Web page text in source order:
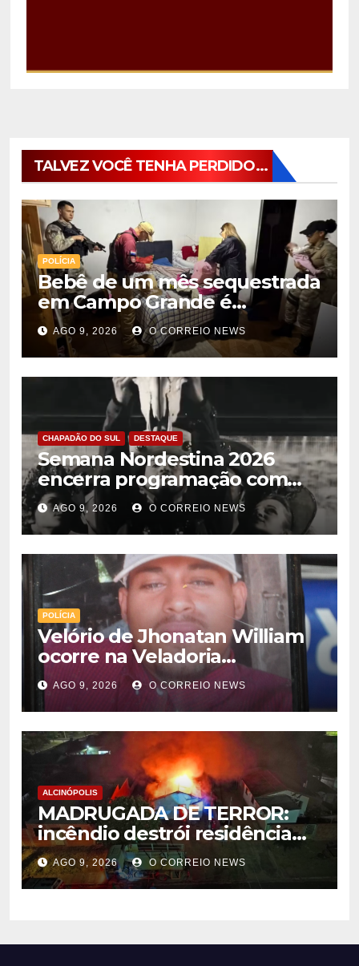
TALVEZ VOCÊ TENHA PERDIDO...
POLÍCIA
Bebê de um mês sequestrada
em Campo Grande é
encontrada no Paraguai
AGO 9, 2026 O CORREIO NEWS
CHAPADÃO DO SUL DESTAQUE
Semana Nordestina 2026
encerra programação com
grande festa e valorização da
cultura em Chapadão do Sul
AGO 9, 2026 O CORREIO NEWS
POLÍCIA
Velório de Jhonatan William
ocorre na Veladoria
Municipal; sepultamento será
nesta segunda-feira
AGO 9, 2026 O CORREIO NEWS
ALCINÓPOLIS
MADRUGADA DE TERROR:
incêndio destrói residência
em Alcinópolis
AGO 9, 2026 O CORREIO NEWS